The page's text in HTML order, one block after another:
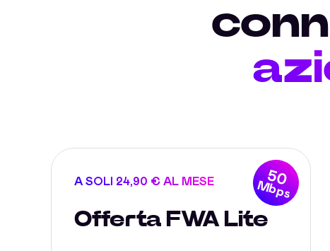
50
Mbps
A SOLI 24,90 € AL MESE
Offerta FWA Lite